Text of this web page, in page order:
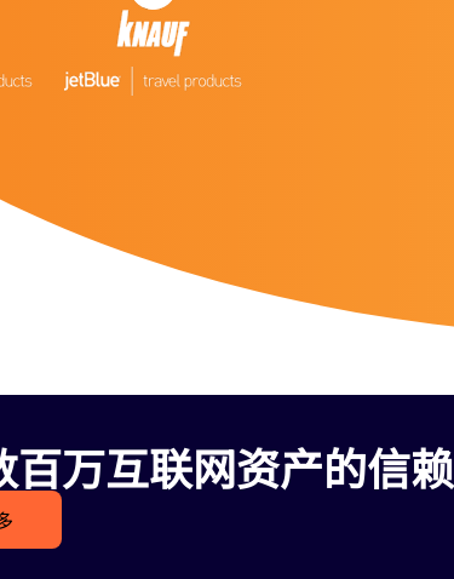
百万互联网资产的信赖